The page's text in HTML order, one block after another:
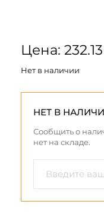
Цена:
Нет в наличии
НЕТ В
Сообщить о
нет на складе.